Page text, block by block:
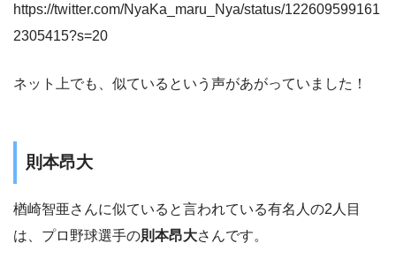
https://twitter.com/NyaKa_maru_Nya/status/122609599161
2305415?s=20
ネット上でも、似ているという声があがっていました！
則本昂大
楢崎智亜さんに似ていると言われている有名人の2人目
は、プロ野球選手の則本昂大さんです。